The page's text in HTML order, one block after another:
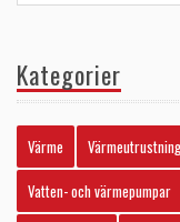
Kategorier
Värme
Vatten- och värmepumpar